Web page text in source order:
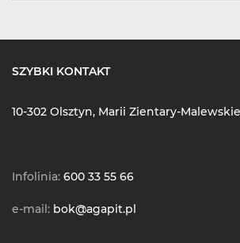
SZYBKI KONTAKT
10-302 Olsztyn, Marii Zientary-
Infolinia: 600 33 55 66
e-mail: bok@agapit.pl